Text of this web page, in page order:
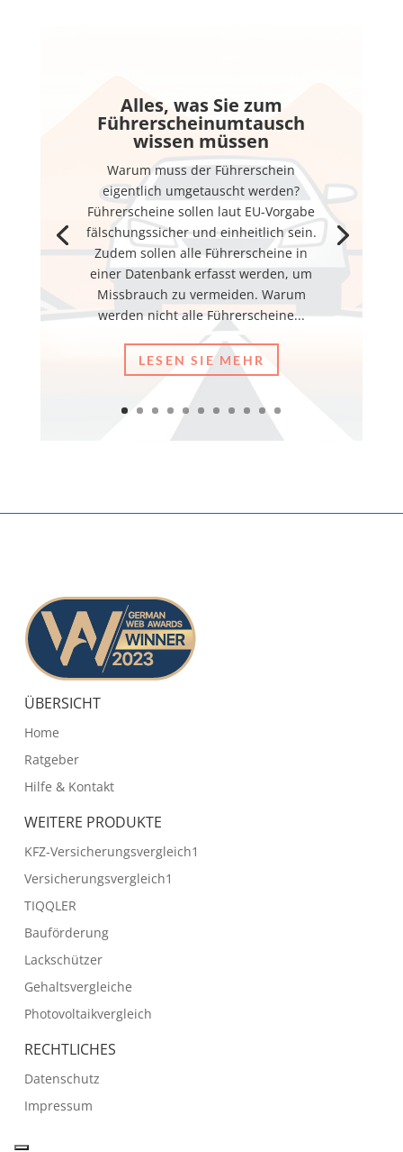
Alles, was Sie zum
Führerscheinumtausch
wissen müssen
Warum muss der Führerschein
eigentlich umgetauscht werden?
Führerscheine sollen laut EU-Vorgabe
fälschungssicher und einheitlich sein.
Zudem sollen alle Führerscheine in
einer Datenbank erfasst werden, um
Missbrauch zu vermeiden. Warum
werden nicht alle Führerscheine...
LESEN SIE MEHR
ÜBERSICHT
Home
Ratgeber
Hilfe & Kontakt
WEITERE PRODUKTE
KFZ-Versicherungsvergleich1
Versicherungsvergleich1
TIQQLER
Bauförderung
Lackschützer
Gehaltsvergleiche
Photovoltaikvergleich
RECHTLICHES
Datenschutz
Impressum